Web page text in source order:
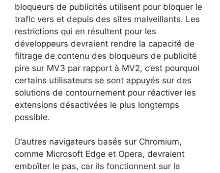
bloqueurs de publicités utilisent pour bloquer le
trafic vers et depuis des sites malveillants. Les
restrictions qui en résultent pour les
développeurs devraient rendre la capacité de
filtrage de contenu des bloqueurs de publicité
pire sur MV3 par rapport à MV2, c’est pourquoi
certains utilisateurs se sont appuyés sur des
solutions de contournement pour réactiver les
extensions désactivées le plus longtemps
possible.
D’autres navigateurs basés sur Chromium,
comme Microsoft Edge et Opera, devraient
emboîter le pas, car ils fonctionnent sur la